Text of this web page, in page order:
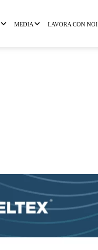
MEDIA LAVORA CON NOI